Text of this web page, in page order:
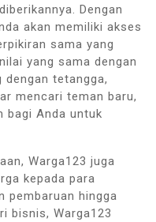
Dengan
akan memiliki akses
sama yang
yang sama dengan
dengan tetangga,
mencari teman baru,
bagi Anda untuk
Warga123 juga
kepada para
pembaruan hingga
bisnis, Warga123